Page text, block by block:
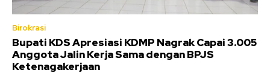
Birokrasi
Bupati KDS Apresiasi KDMP Nagrak Capai 3.005
Anggota Jalin Kerja Sama dengan BPJS
Ketenagakerjaan